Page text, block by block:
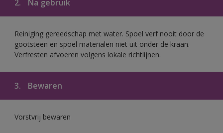
2. Na gebruik
Reiniging gereedschap met water. Spoel verf nooit door de
gootsteen en spoel materialen niet uit onder de kraan.
Verfresten afvoeren volgens lokale richtlijnen.
3. Bewaren
Vorstvrij bewaren